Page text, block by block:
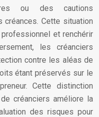
ou des cautions
Cette situation
et renchérir
les créanciers
contre les aléas de
étant préservés sur le
Cette distinction
créanciers améliore la
des risques pour